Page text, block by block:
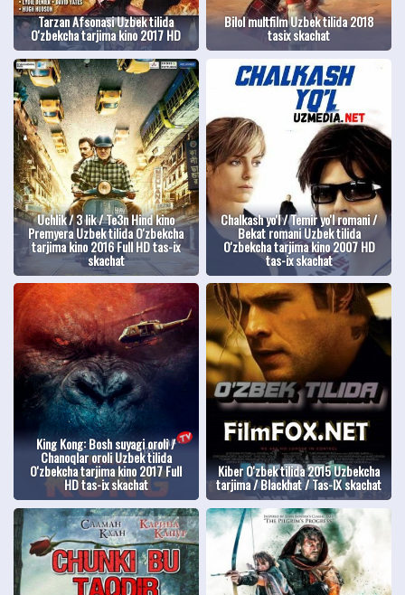
Tarzan Afsonasi Uzbek tilida
O'zbekcha tarjima kino 2017 HD
Bilol multfilm Uzbek tilida 2018
tasix skachat
Uchlik / 3 lik / Te3n Hind kino
Premyera Uzbek tilida O'zbekcha
tarjima kino 2016 Full HD tas-ix
skachat
Chalkash yo'l / Temir yo'l romani /
Bekat romani Uzbek tilida
O'zbekcha tarjima kino 2007 HD
tas-ix skachat
King Kong: Bosh suyagi oroli /
Chanoqlar oroli Uzbek tilida
O'zbekcha tarjima kino 2017 Full
HD tas-ix skachat
Kiber O'zbek tilida 2015 Uzbekcha
tarjima / Blackhat / Tas-IX skachat